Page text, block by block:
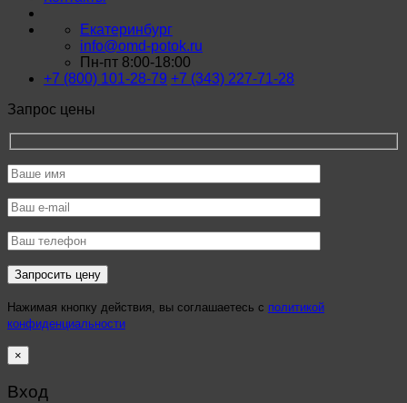
Екатеринбург
info@omd-potok.ru
Пн-пт 8:00-18:00
+7 (800) 101-28-79 +7 (343) 227-71-28
Запрос цены
Нажимая кнопку действия, вы соглашаетесь с политикой
конфиденциальности
×
Вход